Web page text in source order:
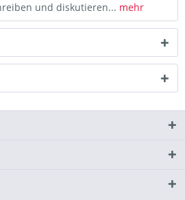
und diskutieren... mehr